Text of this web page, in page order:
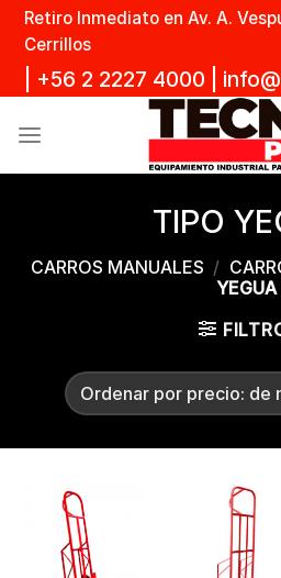
Skip
content
Retiro Inmediato en Av. A.
Cerrillos
+56 2 2227 4000
TIPO
CARROS MANUALES /
YEGUA